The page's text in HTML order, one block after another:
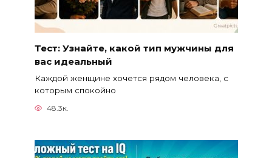
Тест: Узнайте, какой тип мужчины для
вас идеальный
Каждой женщине хочется рядом человека, с
которым спокойно
48.3к.